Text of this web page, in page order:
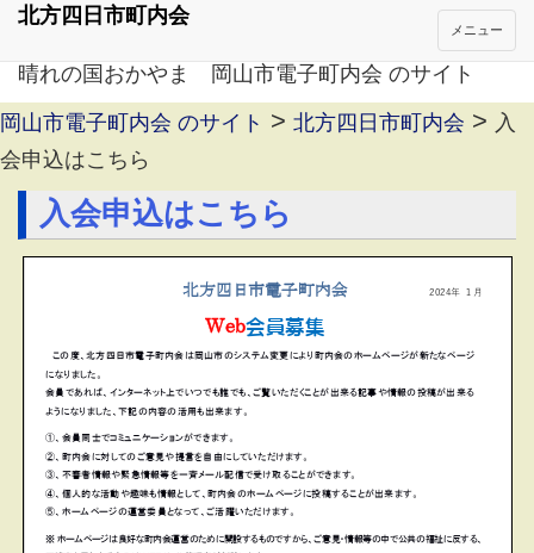
晴れの国おかやま 岡山市電子町内会 のサイト
メニュー
北方四日市町内会
岡山市電子町内会 のサイト > 北方四日市町内会 > 入
会申込はこちら
入会申込はこちら